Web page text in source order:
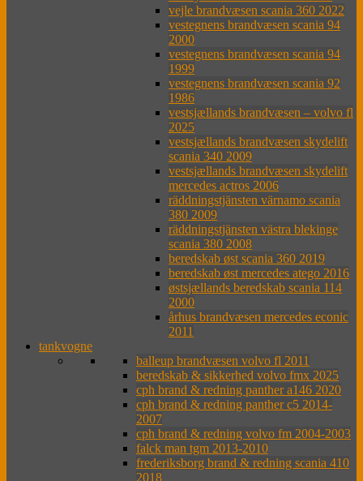
vejle brandvæsen scania 360 2022
vestegnens brandvæsen scania 94
2000
vestegnens brandvæsen scania 94
1999
vestegnens brandvæsen scania 92
1986
vestsjællands brandvæsen – volvo fl
2025
vestsjællands brandvæsen skydelift
scania 340 2009
vestsjællands brandvæsen skydelift
mercedes actros 2006
räddningstjänsten värnamo scania
380 2009
räddningstjänsten västra blekinge
scania 380 2008
beredskab øst scania 360 2019
beredskab øst mercedes atego 2016
østsjællands beredskab scania 114
2000
århus brandvæsen mercedes econic
2011
tankvogne
balleup brandvæsen volvo fl 2011
beredskab & sikkerhed volvo fmx 2025
cph brand & redning panther a146 2020
cph brand & redning panther c5 2014-
2007
cph brand & redning volvo fm 2004-2003
falck man tgm 2013-2010
frederiksborg brand & redning scania 410
2018